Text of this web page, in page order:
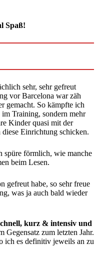
Spaß!
sehr, sehr gefreut
vor Barcelona war zäh
gemacht. So kämpfte ich
Training, sondern mehr
Kinder quasi mit der
Einrichtung schicken.
spüre förmlich, wie manche
beim Lesen.
gefreut habe, so sehr freue
was ja auch bald wieder
kurz & intensiv und
Gegensatz zum letzten Jahr.
ich es definitiv jeweils an zu